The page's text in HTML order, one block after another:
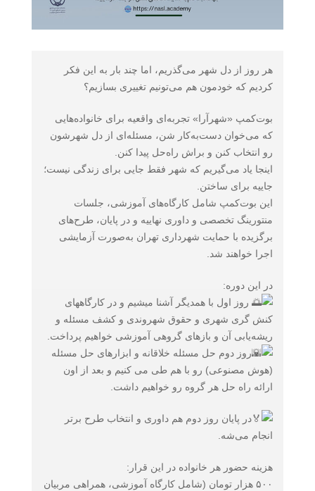
هر روز از دل شهر می‌گذریم، اما چند بار به این فکر
کردیم که خودمون هم می‌تونیم تغییری بسازیم؟
بوت‌کمپ «شهرآرا» تجربه‌ای واقعیه برای خانواده‌هایی
که می‌خوان دست‌به‌کار شن، مسئله‌ای از دل شهرشون
رو انتخاب کنن و براش راه‌حل پیدا کنن.
اینجا یاد می‌گیریم که شهر فقط جایی برای زندگی نیست؛
جاییه برای ساختن.
این بوت‌کمپ شامل کارگاه‌های آموزشی، جلسات
منتورینگ تخصصی و داوری نهاییه و در پایان، طرح‌های
برگزیده با حمایت شهرداری تهران به‌صورت آزمایشی
اجرا خواهند شد.
در این دوره:
روز اول با همدیگر آشنا میشیم و در کارگاههای
کنش گری شهری و حقوق شهروندی و کشف مسئله و
ریشه‌یابی آن و بازهای گروهی آموزشی خواهیم پرداخت.
روز دوم حل مسئله خلاقانه و ابزارهای حل مسئله
(هوش مصنوعی) رو با هم طی می کنیم و بعد از اون
ارائه راه حل هر گروه رو خواهیم داشت.
در پایان روز دوم هم داوری و انتخاب طرح برتر
انجام می‌شه.
هزینه حضور هر خانواده در این قرار:
۵۰۰ هزار تومان (شامل کارگاه آموزشی، همراهی مربیان